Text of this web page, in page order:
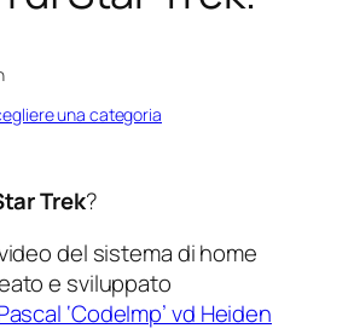
una categoria
Trek?
del sistema di home
e sviluppato
‘CodeImp’ vd Heiden